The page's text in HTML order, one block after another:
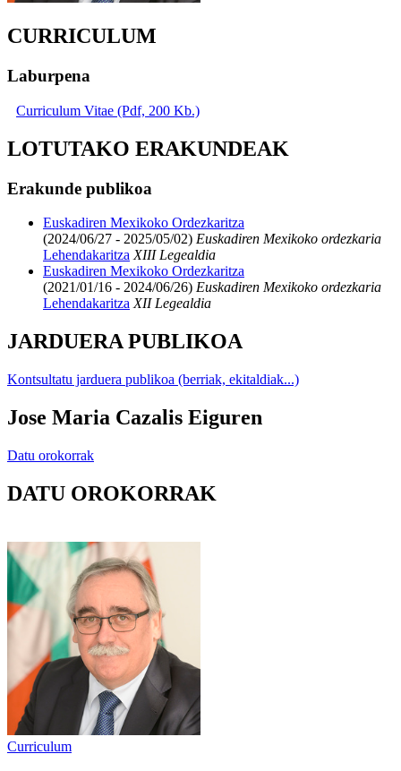
CURRICULUM
Laburpena
Curriculum Vitae (Pdf, 200 Kb.)
LOTUTAKO ERAKUNDEAK
Erakunde publikoa
Euskadiren Mexikoko Ordezkaritza
(2024/06/27 - 2025/05/02) Euskadiren Mexikoko ordezkaria
Lehendakaritza XIII Legealdia
Euskadiren Mexikoko Ordezkaritza
(2021/01/16 - 2024/06/26) Euskadiren Mexikoko ordezkaria
Lehendakaritza XII Legealdia
JARDUERA PUBLIKOA
Kontsultatu jarduera publikoa (berriak, ekitaldiak...)
Jose Maria Cazalis Eiguren
Datu orokorrak
DATU OROKORRAK
Curriculum